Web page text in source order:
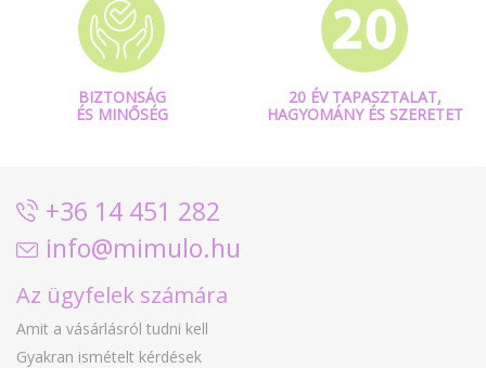
BIZTONSÁG
ÉS MINŐSÉG
20 ÉV TAPASZTALAT,
HAGYOMÁNY ÉS SZERETET
+36 14 451 282
info@mimulo.hu
Az ügyfelek számára
Amit a vásárlásról tudni kell
Gyakran ismételt kérdések